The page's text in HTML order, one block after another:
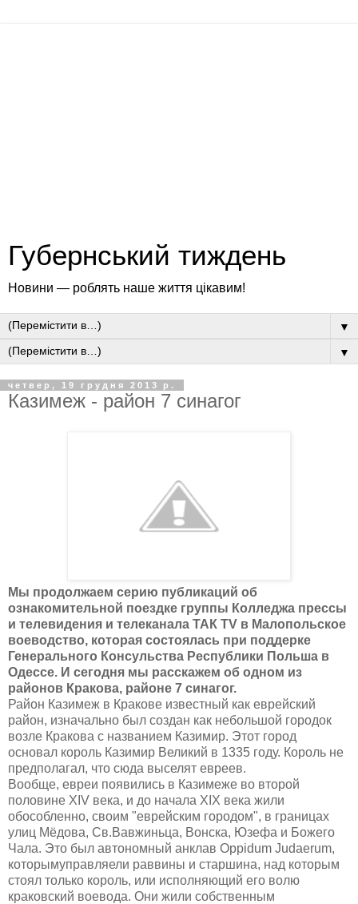
Губернський тиждень
Новини — роблять наше життя цікавим!
▼
▼
четвер, 19 грудня 2013 р.
Казимеж - район 7 синагог
Мы продолжаем серию публикаций об
ознакомительной поездке группы Колледжа прессы
и телевидения и телеканала ТАК TV в Малопольское
воеводство, которая состоялась при поддерке
Генерального Консульства Республики Польша в
Одессе. И сегодня мы расскажем об одном из
районов Кракова, районе 7 синагог.
Район Казимеж в Кракове известный как еврейский
район, изначально был создан как небольшой городок
возле Кракова с названием Казимир. Этот город
основал король Казимир Великий в 1335 году. Король не
предполагал, что сюда выселят евреев.
Вообще, евреи появились в Казимеже во второй
половине XIV века, и до начала XIX века жили
обособленно, своим "еврейским городом", в границах
улиц Мёдова, Св.Вавжиньца, Вонска, Юзефа и Божего
Чала. Это был автономный анклав Oppidum Judaerum,
которымуправляели раввины и старшина, над которым
стоял только король, или исполняющий его волю
краковский воевода. Они жили собственным